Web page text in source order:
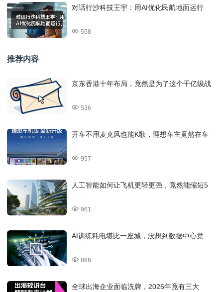
对话行沙科技王宇：用AI优化民航地面运行
558
推荐内容
京东香港十年布局，竟然是为了这个千亿级战
536
开车不用麦克风也能K歌，理想车主竟然在车
957
人工智能如何让飞机更轻更强，竟然能缩短5
961
AI训练耗电堪比一座城，没想到数据中心竟
866
全球出海企业面临洗牌，2026年竟有三大